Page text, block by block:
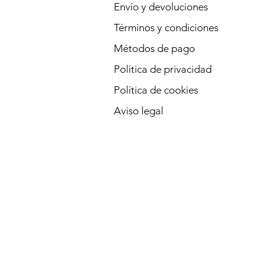
Envío y devoluciones
Términos y condiciones
Métodos de pago
Política de privacidad
Política de cookies
Aviso legal